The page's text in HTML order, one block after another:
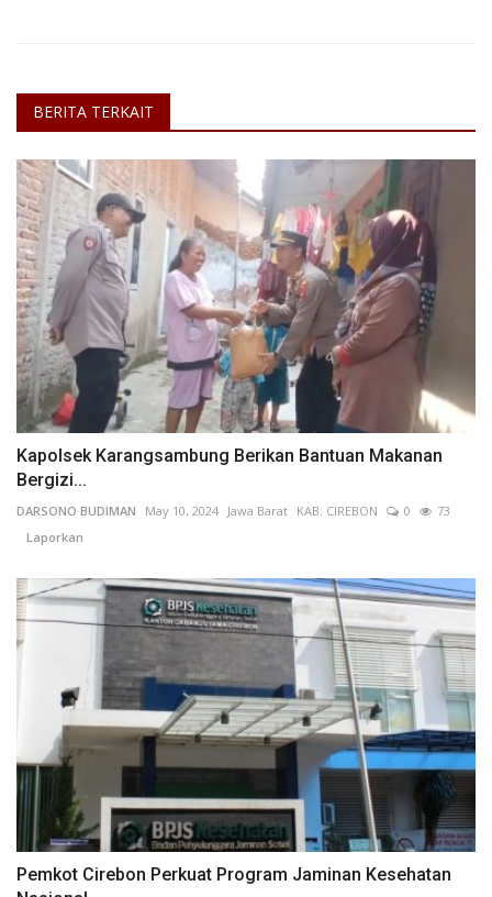
BERITA TERKAIT
Kapolsek Karangsambung Berikan Bantuan Makanan
Bergizi...
DARSONO BUDIMAN May 10, 2024 Jawa Barat KAB. CIREBON 0
73
Laporkan
Pemkot Cirebon Perkuat Program Jaminan Kesehatan